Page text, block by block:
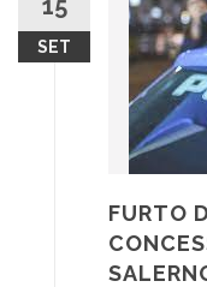
SET
FURTO